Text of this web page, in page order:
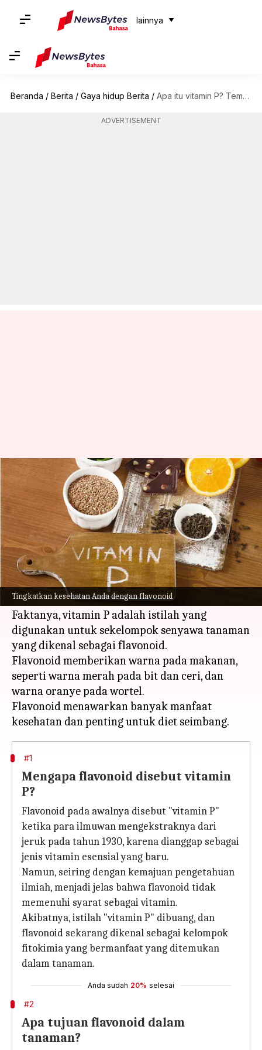
lainnya
Beranda / Berita / Gaya hidup Berita / Apa itu vitamin P? Temukan dalam makanan lezat ini
ADVERTISEMENT
Tingkatkan kesehatan Anda dengan flavonoid
Apa itu vitamin P? Temukan
dalam makanan lezat ini
menulis Taufiq Al Jufri Aug 03, 2023 10:42 am
Apa ceritanya
Pernah mendengar tentang vitamin P? Jangan
khawatir jika Anda belum pernah
mendengarnya karena ini bukan vitamin biasa!
Faktanya, vitamin P adalah istilah yang
digunakan untuk sekelompok senyawa tanaman
yang dikenal sebagai flavonoid.
Flavonoid memberikan warna pada makanan,
seperti warna merah pada bit dan ceri, dan
warna oranye pada wortel.
Flavonoid menawarkan banyak manfaat
#1
Mengapa flavonoid disebut vitamin
P?
Flavonoid pada awalnya disebut "vitamin P"
ketika para ilmuwan mengekstraknya dari
jeruk pada tahun 1930, karena dianggap sebagai
jenis vitamin esensial yang baru.
Namun, seiring dengan kemajuan pengetahuan
ilmiah, menjadi jelas bahwa flavonoid tidak
memenuhi syarat sebagai vitamin.
Akibatnya, istilah "vitamin P" dibuang, dan
flavonoid sekarang dikenal sebagai kelompok
fitokimia yang bermanfaat yang ditemukan
dalam tanaman.
Anda sudah 20% selesai
#2
Apa tujuan flavonoid dalam
tanaman?